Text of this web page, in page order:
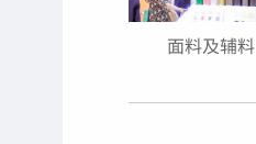
面料及辅料